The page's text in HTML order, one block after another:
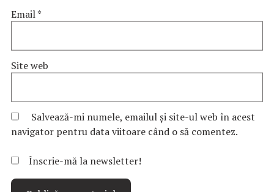
Email*
Site web
Salvează-mi numele, emailul și site-ul web în acest
navigator pentru data viitoare când o să comentez.
Înscrie-mă la newsletter!